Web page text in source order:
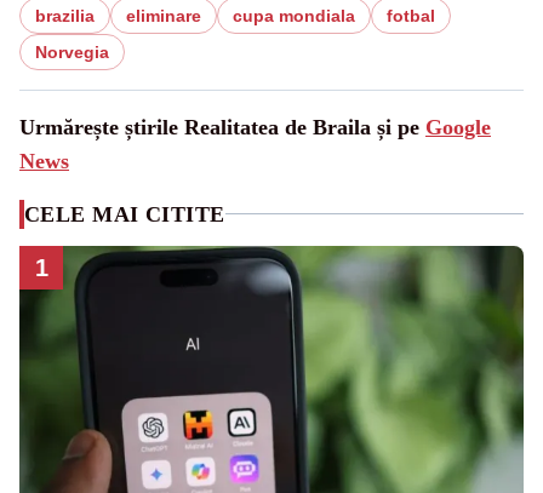
brazilia eliminare cupa mondiala
fotbal
Norvegia
Urmărește știrile Realitatea de Braila și pe Google
News
CELE MAI CITITE
1